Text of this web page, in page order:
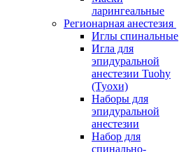
ларингеальные
Регионарная анестезия
Иглы спинальные
Игла для
эпидуральной
анестезии Tuohy
(Туохи)
Наборы для
эпидуральной
анестезии
Набор для
спинально-